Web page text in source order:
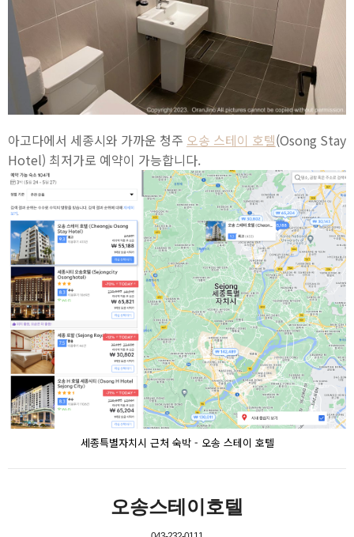
아고다에서 세종시와 가까운 청주 오송 스테이 호텔(Osong Stay
Hotel) 최저가로 예약이 가능합니다.
세종특별자치시 근처 숙박 - 오송 스테이 호텔